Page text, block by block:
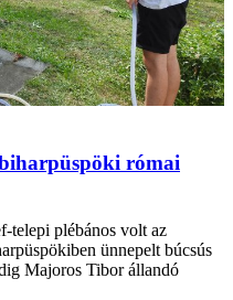
római
telepi plébános volt az
ünnepelt búcsús
Majoros Tibor állandó